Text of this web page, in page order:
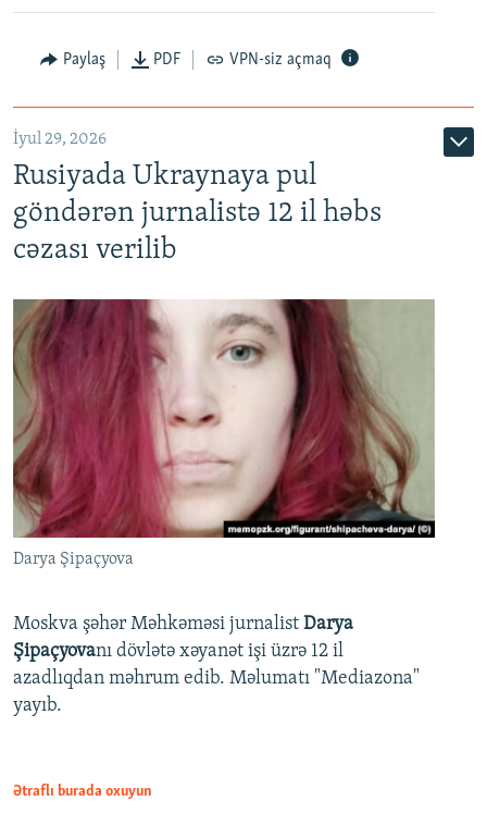
Paylaş PDF VPN-siz açmaq
İyul 29, 2026
Rusiyada Ukraynaya pul
göndərən jurnalistə 12 il həbs
cəzası verilib
Darya Şipaçyova
Moskva şəhər Məhkəməsi jurnalist Darya
Şipaçyovanı dövlətə xəyanət işi üzrə 12 il
azadlıqdan məhrum edib. Məlumatı "Mediazona"
yayıb.
Ətraflı burada oxuyun